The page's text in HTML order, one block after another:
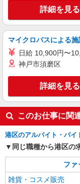
円
位
ま
キープ
株式会社シーエーセー
オ
キープ
詳細を見る
マイクロバスによる
日給 10,900円〜
神戸市須磨区
詳細を見る
このお仕事に関
港区のアルバイト・バイ
同じ職種から港区の
ファ
雑貨・コスメ販売